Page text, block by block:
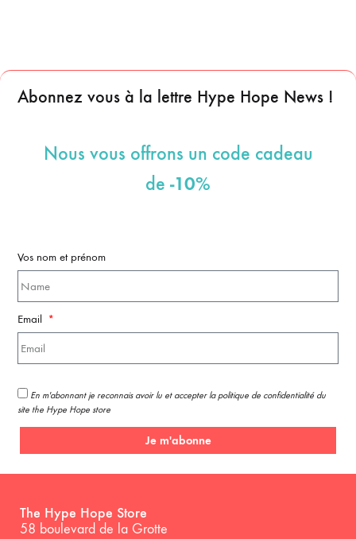
Abonnez vous à la lettre Hype Hope News !
Nous vous offrons un code cadeau
de -10%
Vos nom et prénom
Email
En m'abonnant je reconnais avoir lu et accepter la politique de confidentialité du
site the Hype Hope store
Je m'abonne
The Hype Hope Store
58 boulevard de la Grotte